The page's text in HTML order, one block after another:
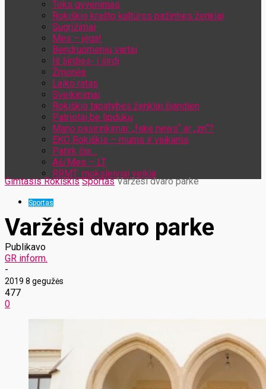
Toks gyvenimas
Rokiškio krašto kultūros pažinties ženklai
Sugrįžimai
Mes – jėga!
Bendruomenių vartai
Iš širdies- į širdį
Žmonės
Laiko ratas
Sveikinimai
Rokiškio tapatybės ženklai šiandien
Patriotai be lipdukų
Mano pasirinkimai: „fake news“ ar „zn“?
EKO Rokiškis – mums ir vaikams
Patirk čia…
Aš/Mes – LT
RRMT: moksleiviai veikia
Gimtasis Rokiškis Sportas Varžėsi dvaro parke
Sportas
Varžėsi dvaro parke
Publikavo
GR inform.
-
2019 8 gegužės
477
0